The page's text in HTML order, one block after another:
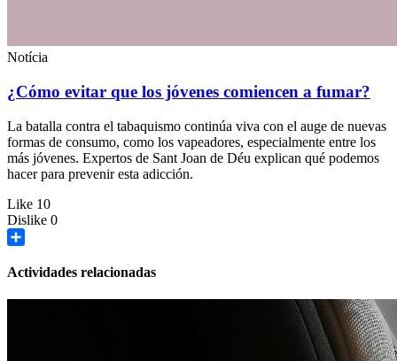
Notícia
¿Cómo evitar que los jóvenes comiencen a fumar?
La batalla contra el tabaquismo continúa viva con el auge de nuevas
formas de consumo, como los vapeadores, especialmente entre los
más jóvenes. Expertos de Sant Joan de Déu explican qué podemos
hacer para prevenir esta adicción.
Like 10
Dislike 0
Actividades relacionadas